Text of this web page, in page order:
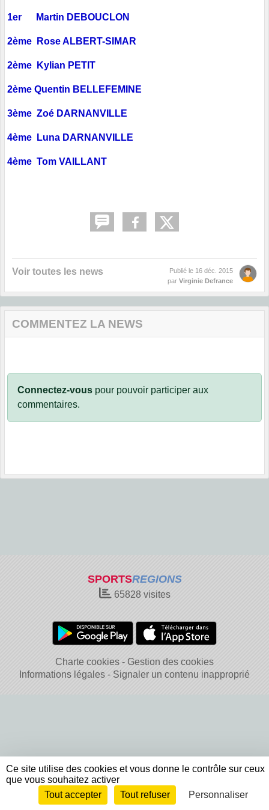
1er Martin DEBOUCLON
2ème Rose ALBERT-SIMAR
2ème Kylian PETIT
2ème Quentin BELLEFEMINE
3ème Zoé DARNANVILLE
4ème Luna DARNANVILLE
4ème Tom VAILLANT
Voir toutes les news Publié le 16 déc. 2015
par Virginie Defrance
COMMENTEZ LA NEWS
Connectez-vous pour pouvoir participer aux
commentaires.
SPORTSREGIONS
65828visites
Charte cookies
Gestion des cookies
Informations légales
Signaler un contenu inapproprié
Envie de participer ? Connexion
Ce site utilise des cookies et vous donne le contrôle sur ceux
que vous souhaitez activer
Tout accepter
Tout refuser Personnaliser